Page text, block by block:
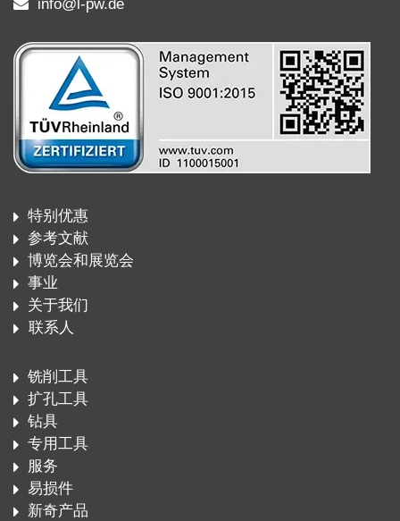
info@l-pw.de
特别优惠
参考文献
博览会和展览会
事业
关于我们
联系人
铣削工具
扩孔工具
钻具
专用工具
服务
易损件
新奇产品